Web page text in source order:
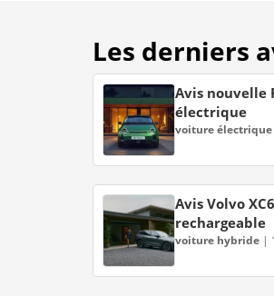
Les derniers
Avis nouvelle
électrique
voiture électrique
Avis Volvo
rechargeable
voiture hybride |